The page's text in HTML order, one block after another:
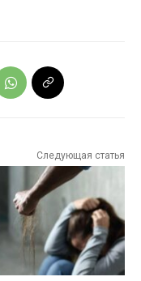
Следующая статья